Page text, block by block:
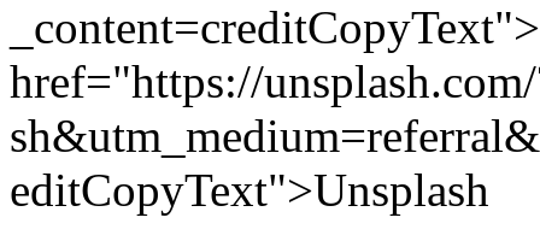
href="https://
editCopyText">Unsplash